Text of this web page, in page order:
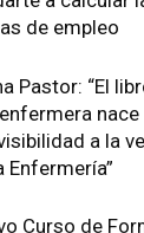
de empleo
Pastor: “El
a la
Enfermería”
Curso de